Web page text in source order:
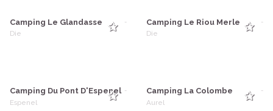
-
Camping Le Glandasse
Die
-
Camping Le Riou Merle
Die
-
Camping Du Pont D'Espenel
Espenel
-
Camping La Colombe
Aurel